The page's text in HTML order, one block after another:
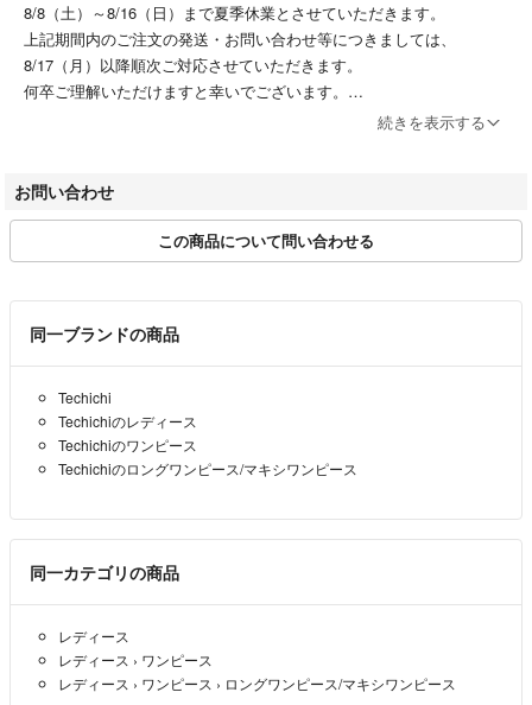
・お値下げについて
【弊社管理番号】
RTGC090395
8/8（土）～8/16（日）まで夏季休業とさせていただきます。
上記期間内のご注文の発送・お問い合わせ等につきましては、
8/17（月）以降順次ご対応させていただきます。
何卒ご理解いただけますと幸いでございます。
大変恐縮ではございますが、ご購入前に商品説明文をご確認いただきま
すようお願いいたします。
大変恐縮ではございますが、以下のお問い合わせ内容につきましては、
ご回答をいたしかねますので予めご了承くださいませ。
・商品画像追加のご依頼
・お値下げについて
【付属品等について】
商品画像に写っていない、リボンやベルト等は付属いたしません。
【配送業者】ヤマト運輸
【発送について】
発送までの日数が2〜3日で発送と表示されますが、
2～3営業日での発送となります。
続きを表示する
お問い合わせ
この商品について問い合わせる
同一ブランドの商品
Techichi
Techichiのレディース
Techichiのワンピース
Techichiのロングワンピース/マキシワンピース
同一カテゴリの商品
レディース
レディース › ワンピース
レディース › ワンピース › ロングワンピース/マキシワンピース